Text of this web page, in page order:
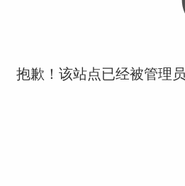
抱歉！该站点已经被管理